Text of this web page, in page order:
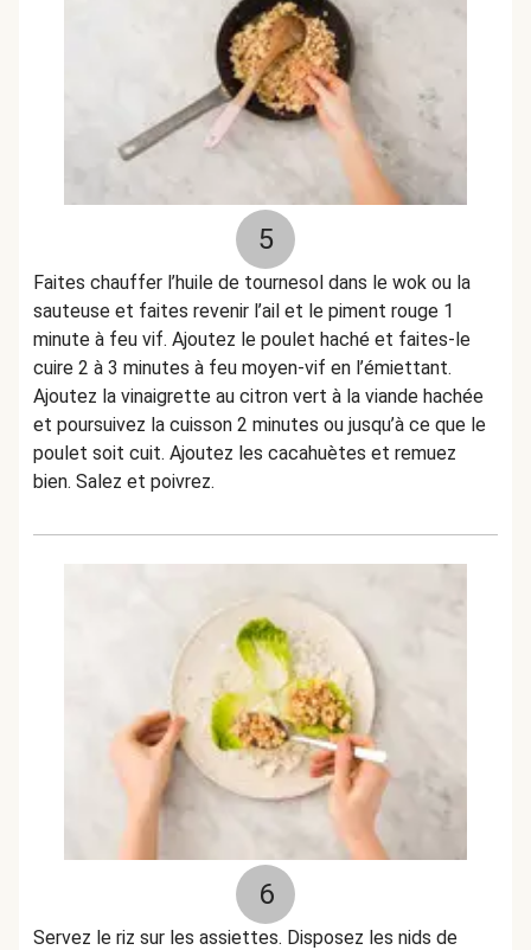
5
Faites chauffer l’huile de tournesol dans le wok ou la
sauteuse et faites revenir l’ail et le piment rouge 1
minute à feu vif. Ajoutez le poulet haché et faites-le
cuire 2 à 3 minutes à feu moyen-vif en l’émiettant.
Ajoutez la vinaigrette au citron vert à la viande hachée
et poursuivez la cuisson 2 minutes ou jusqu’à ce que le
poulet soit cuit. Ajoutez les cacahuètes et remuez
bien. Salez et poivrez.
6
Servez le riz sur les assiettes. Disposez les nids de